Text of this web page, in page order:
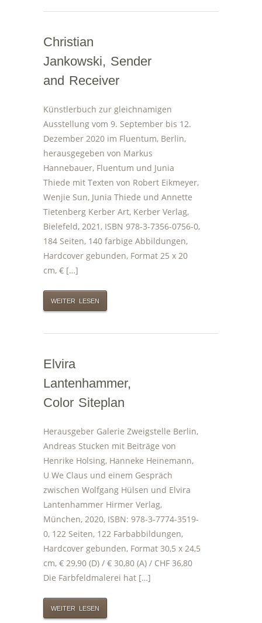
Christian
Jankowski, Sender
and Receiver
Künstlerbuch zur gleichnamigen
Ausstellung vom 9. September bis 12.
Dezember 2020 im Fluentum, Berlin,
herausgegeben von Markus
Hannebauer, Fluentum und Junia
Thiede mit Texten von Robert Eikmeyer,
Wenjie Sun, Junia Thiede und Annette
Tietenberg Kerber Art, Kerber Verlag,
Bielefeld, 2021, ISBN 978-3-7356-0756-0,
184 Seiten, 140 farbige Abbildungen,
Hardcover gebunden, Format 25 x 20
cm, € […]
WEITER LESEN
Elvira
Lantenhammer,
Color Siteplan
Herausgeber Galerie Zweigstelle Berlin,
Andreas Stucken mit Beiträge von
Henrike Holsing, Hanneke Heinemann,
U We Claus und einem Gespräch
zwischen Wolfgang Hülsen und Elvira
Lantenhammer Hirmer Verlag,
München, 2020, ISBN: 978-3-7774-3519-
0, 122 Seiten, 122 Farbabbildungen,
Hardcover gebunden, Format 30,5 x 24,5
cm, € 29,90 (D) / € 30,80 (A) / CHF 36,80
Die Farbfeldmalerei hat […]
WEITER LESEN